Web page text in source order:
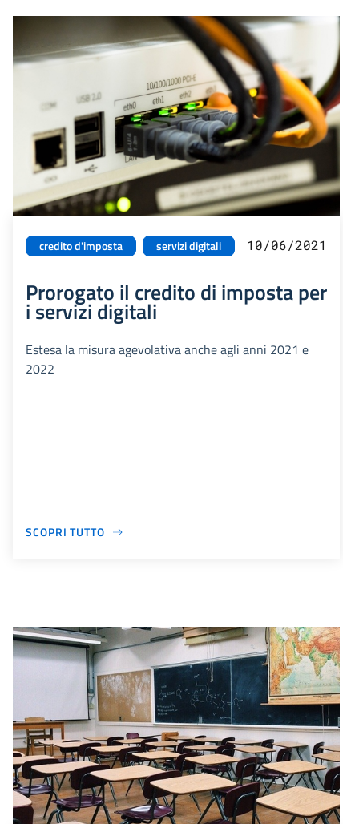
credito d'imposta servizi digitali 10/06/2021
Prorogato il credito di imposta per
i servizi digitali
Estesa la misura agevolativa anche agli anni 2021 e
2022
SCOPRI TUTTO